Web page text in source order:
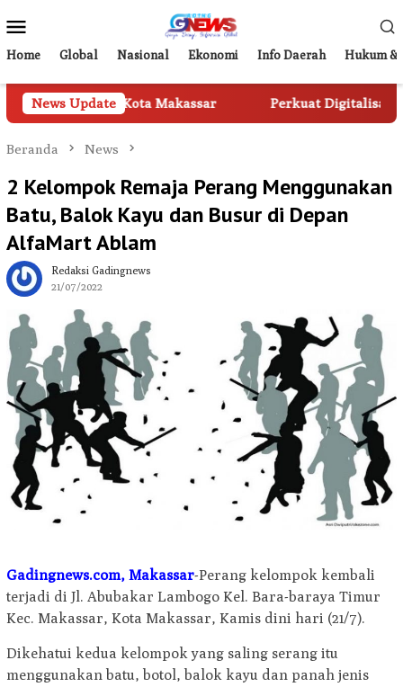
ke
kontenMobile
Home Global Nasional Ekonomi Info Daerah Hukum &
News Update
Makassar Perkuat Digitalisasi Layanan, Perumda
Beranda News
2 Kelompok Remaja Perang Menggunakan
Batu, Balok Kayu dan Busur di Depan
AlfaMart Ablam
Redaksi Gadingnews
21/07/2022
Gadingnews.com, Makassar-Perang kelompok kembali
terjadi di Jl. Abubakar Lambogo Kel. Bara-baraya Timur
Kec. Makassar, Kota Makassar, Kamis dini hari (21/7).
Dikehatui kedua kelompok yang saling serang itu
menggunakan batu, botol, balok kayu dan panah jenis